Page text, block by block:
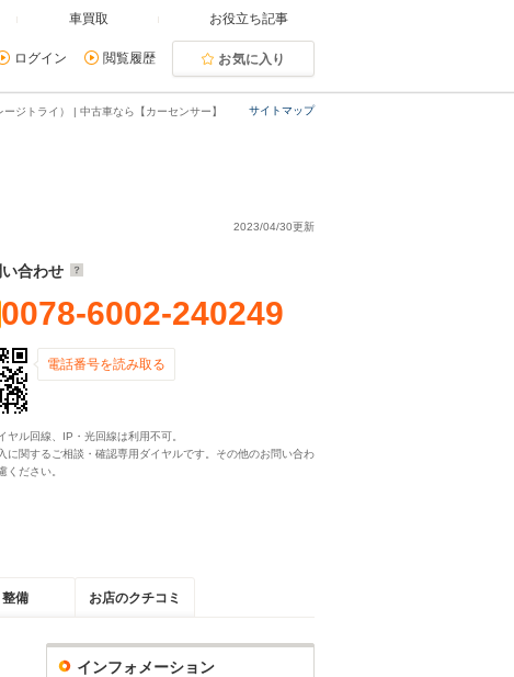
車買取 お役立ち記事
ログイン 閲覧履歴 お気に入り
サイトマップ
ジトライ） | 中古車なら【カーセンサー】
2023/04/30更新
合わせ
0078-6002-240249
電話番号を読み取る
ヤル回線、IP・光回線は利用不可。
に関するご相談・確認専用ダイヤルです。その他のお問い合わ
ください。
整備 お店のクチコミ
インフォメーション